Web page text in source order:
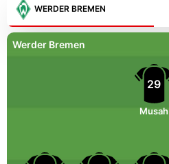
WERDER BREMEN
Werder Bremen
29
Musah